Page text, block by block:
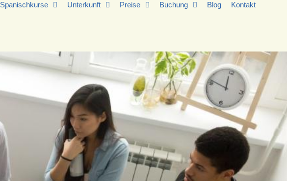
Spanischkurse Unterkunft Preise Buchung Blog Kontakt